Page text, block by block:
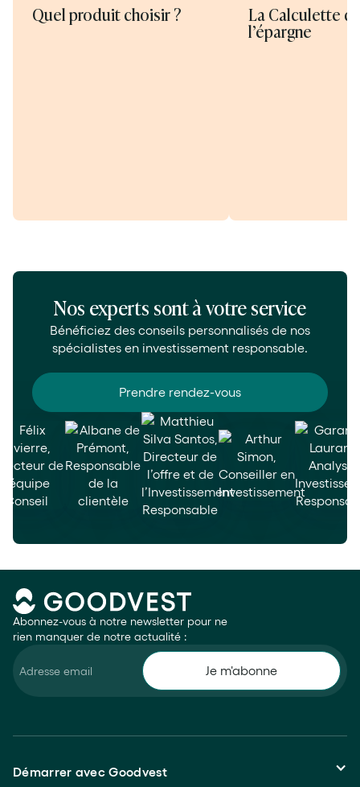
Quel produit choisir ? La Calculette
l’épargne
Nos experts sont à votre service
Bénéficiez des conseils personnalisés de nos
spécialistes en investissement responsable.
Prendre rendez-vous
Abonnez-vous à notre newsletter pour ne
rien manquer de notre actualité :
Démarrer avec Goodvest